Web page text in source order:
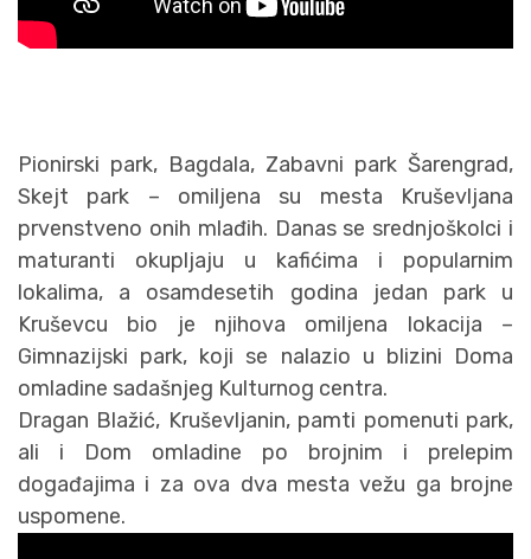
Pionirski park, Bagdala, Zabavni park Šarengrad,
Skejt park – omiljena su mesta Kruševljana
prvenstveno onih mlađih. Danas se srednjoškolci i
maturanti okupljaju u kafićima i popularnim
lokalima, a osamdesetih godina jedan park u
Kruševcu bio je njihova omiljena lokacija –
Gimnazijski park, koji se nalazio u blizini Doma
omladine sadašnjeg Kulturnog centra.
Dragan Blažić, Kruševljanin, pamti pomenuti park,
ali i Dom omladine po brojnim i prelepim
događajima i za ova dva mesta vežu ga brojne
uspomene.